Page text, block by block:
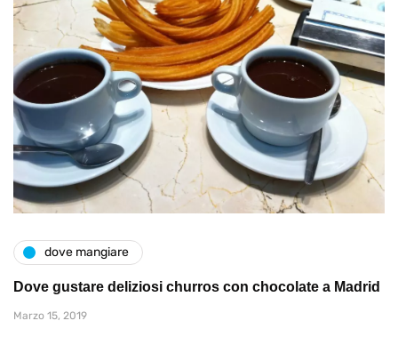
dove mangiare
Dove gustare deliziosi churros con chocolate a Madrid
Marzo 15, 2019